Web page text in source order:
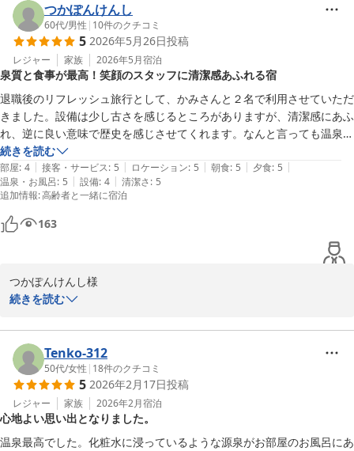
つかぽんけんし
60代/男性 | 10件のクチコミ
5 2026年5月26日投稿
レジャー 家族 2026年5月宿泊
泉質と食事が最高！笑顔のスタッフに清潔感あふれる宿
退職後のリフレッシュ旅行として、かみさんと２名で利用させていただ
きました。設備は少し古さを感じるところがありますが、清潔感にあふ
れ、逆に良い意味で歴史を感じさせてくれます。なんと言っても温泉の
質の良さ、食事の美味しさは最高です。スタッフの笑顔の対応も印象に
残っています。
続きを読む
部屋: 4 | 接客・サービス: 5 | ロケーション: 5 | 朝食: 5 | 夕食: 5 |
温泉・お風呂: 5 | 設備: 4 | 清潔さ: 5
追加情報:高齢者と一緒に宿泊
163
つかぽんけんし様
した。
また、ご退職後の大切なご旅行に当館をお選びいただきましたこ
と、心より御礼申し上げます。
設備面につきましてはご不便をおかけする点もあったかと存じます
が、その中でも清潔さや歴史の趣として感じていただけたこと、大
変嬉しく拝読いたしました。
続きを読む
Tenko-312
50代/女性 | 18件のクチコミ
5 2026年2月17日投稿
レジャー 家族 2026年2月宿泊
心地よい思い出となりました。
温泉最高でした。化粧水に浸っているような源泉がお部屋のお風呂にあ